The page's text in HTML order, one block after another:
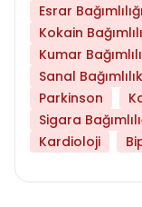
Esrar Bağımlılığı
Kokain
Kumar
Sanal Bağımlılık
Parkinson
Sigara
Kardioloji